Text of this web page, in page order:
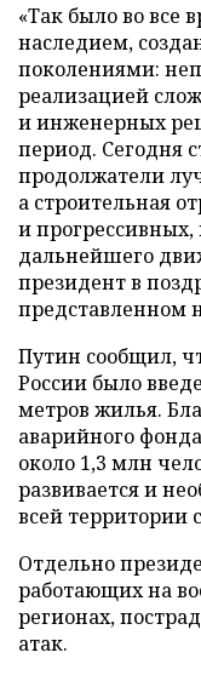
«Так было во все
наследием,
поколениями:
реализацией
и инженерных
период. Сегодня
продолжатели
а строительная
и
дальнейшего
президент в
представленном
Путин сообщил,
России было
метров жилья.
аварийного
около 1,3 млн
развивается и
всей территории
Отдельно
работающих на
регионах,
атак.